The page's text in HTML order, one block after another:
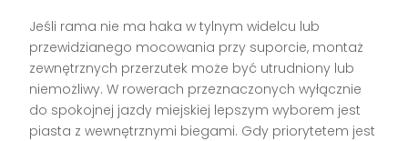
Jeśli rama nie ma haka w tylnym widelcu lub
przewidzianego mocowania przy suporcie, montaż
zewnętrznych przerzutek może być utrudniony lub
niemożliwy. W rowerach przeznaczonych wyłącznie
do spokojnej jazdy miejskiej lepszym wyborem jest
piasta z wewnętrznymi biegami. Gdy priorytetem jest